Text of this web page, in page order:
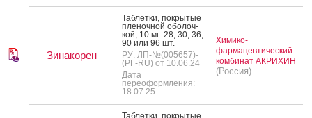
Зинакорен
Таб­летки, пок­ры­тые
пле­ноч­ной обо­лоч­
кой, 10 мг: 28, 30, 36,
90 или 96 шт.
РУ: ЛП-№(005657)-
(РГ-RU) от 10.06.24
Дата
переоформления:
18.07.25
Химико-
фармацевтический
комбинат АКРИХИН
(Россия)
Таб­летки, пок­ры­тые